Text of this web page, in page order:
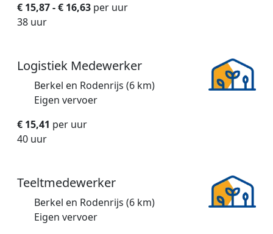
€ 15,87 - € 16,63 per uur
38 uur
Logistiek Medewerker
Berkel en Rodenrijs (6 km)
Eigen vervoer
€ 15,41 per uur
40 uur
Teeltmedewerker
Berkel en Rodenrijs (6 km)
Eigen vervoer